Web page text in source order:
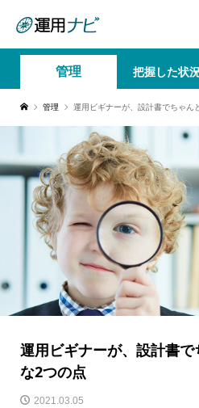
管理 把握した状
管理 運用ビギナーが、設計書でちゃん
運用ビギナーが、設計書
な2つの点
2021.03.05